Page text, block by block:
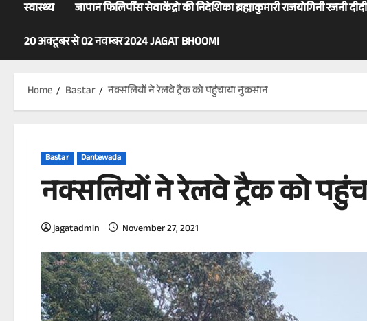
स्वास्थ्य
जापान फिलिपींस सेवाकेंद्रो की निदेशिका ब्रह्माकुमारी राजयोगिनी रजनी
20 अक्टूबर से 02 नवम्बर 2024 JAGAT BHOOMI
Home Bastar नक्सलियों ने रेलवे ट्रैक को पहुंचाया नुकसान
Bastar Dantewada
नक्सलियों ने रेलवे ट्रैक को
jagatadmin November 27, 2021